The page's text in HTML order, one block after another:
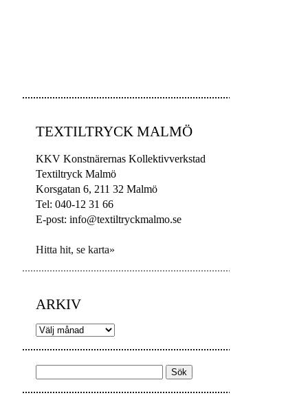
TEXTILTRYCK MALMÖ
KKV Konstnärernas Kollektivverkstad
Textiltryck Malmö
Korsgatan 6, 211 32 Malmö
Tel: 040-12 31 66
E-post: info@textiltryckmalmo.se
Hitta hit, se karta»
ARKIV
Arkiv